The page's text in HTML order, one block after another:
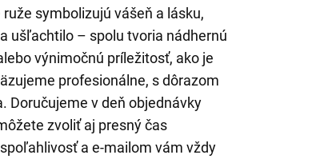
symbolizujú vášeň a lásku,
ušľachtilo – spolu tvoria nádhernú
výnimočnú príležitosť, ako je
profesionálne, s dôrazom
Doručujeme v deň objednávky
zvoliť aj presný čas
a e-mailom vám vždy